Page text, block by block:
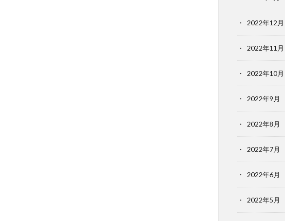
2022年12月
2022年11月
2022年10月
2022年9月
2022年8月
2022年7月
2022年6月
2022年5月